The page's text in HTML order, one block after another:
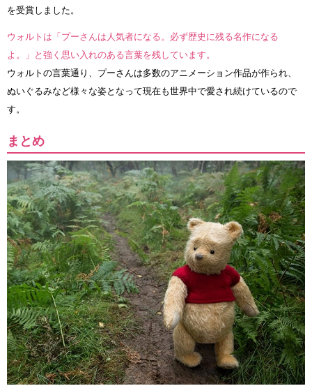
を受賞しました。
ウォルトは「プーさんは人気者になる。必ず歴史に残る名作になる
よ。」と強く思い入れのある言葉を残しています。
ウォルトの言葉通り、プーさんは多数のアニメーション作品が作られ、
ぬいぐるみなど様々な姿となって現在も世界中で愛され続けているので
す。
まとめ